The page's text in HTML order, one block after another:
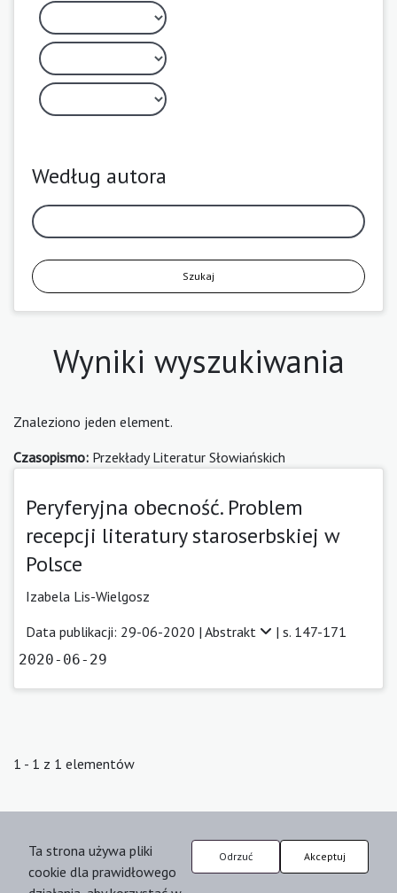
Według autora
Szukaj
Wyniki wyszukiwania
Znaleziono jeden element.
Czasopismo: Przekłady Literatur Słowiańskich
Peryferyjna obecność. Problem
recepcji literatury staroserbskiej w
Polsce
Izabela Lis-Wielgosz
Data publikacji: 29-06-2020 | Abstrakt | s. 147-171
2020-06-29
1 - 1 z 1 elementów
Ta strona używa pliki
cookie dla prawidłowego
Odrzuć Akceptuj